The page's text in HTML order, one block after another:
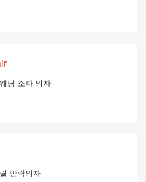
딩 소파 의자
안락의자